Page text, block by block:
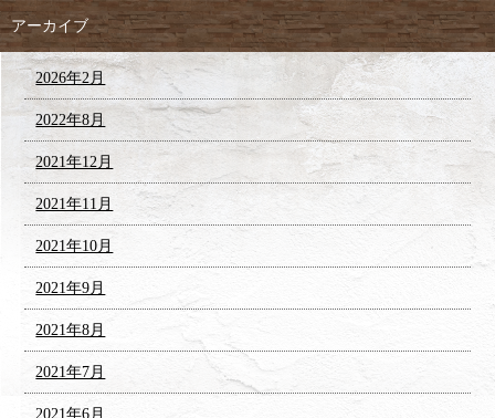
アーカイブ
2026年2月
2022年8月
2021年12月
2021年11月
2021年10月
2021年9月
2021年8月
2021年7月
2021年6月